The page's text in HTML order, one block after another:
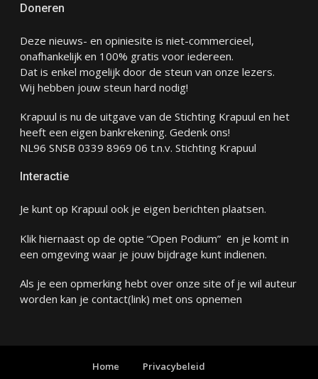
Doneren
Deze nieuws- en opiniesite is niet-commercieel,
onafhankelijk en 100% gratis voor iedereen.
Dat is enkel mogelijk door de steun van onze lezers.
Wij hebben jouw steun hard nodig!
Krapuul is nu de uitgave van de Stichting Krapuul en het
heeft een eigen bankrekening. Gedenk ons!
NL96 SNSB 0339 8969 06 t.n.v. Stichting Krapuul
Interactie
Je kunt op Krapuul ook je eigen berichten plaatsen.
Klik hiernaast op de optie “Open Podium” en je komt in
een omgeving waar je jouw bijdrage kunt indienen.
Als je een opmerking hebt over onze site of je wil auteur
worden kan je contact(link) met ons opnemen
Home Privacybeleid